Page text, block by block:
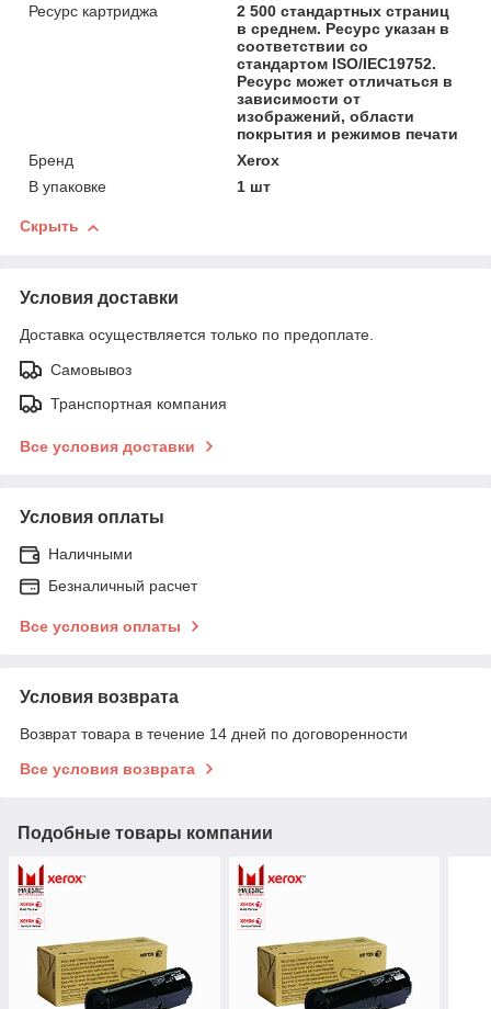
Ресурс картриджа
2 500 стандартных страниц
в среднем. Ресурс указан в
соответствии со
стандартом ISO/IEC19752.
Ресурс может отличаться в
зависимости от
изображений, области
покрытия и режимов печати
Бренд
Xerox
В упаковке
1 шт
Скрыть
Условия доставки
Доставка осуществляется только по предоплате.
Самовывоз
Транспортная компания
Все условия доставки
Условия оплаты
Наличными
Безналичный расчет
Все условия оплаты
Условия возврата
Возврат товара в течение 14 дней по договоренности
Все условия возврата
Подобные товары компании